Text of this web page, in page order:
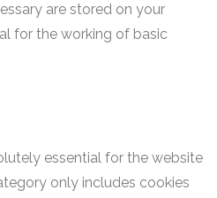
are stored on your
for the working of basic
essential for the website
only includes cookies